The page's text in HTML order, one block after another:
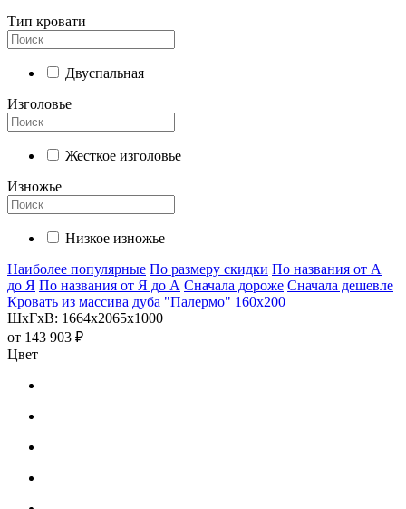
Тип кровати
Двуспальная
Изголовье
Жесткое изголовье
Изножье
Низкое изножье
Наиболее популярные По размеру скидки По названия от А
до Я По названия от Я до А Сначала дороже Сначала дешевле
Кровать из массива дуба "Палермо" 160х200
ШхГхВ: 1664х2065х1000
от 143 903 ₽
Цвет